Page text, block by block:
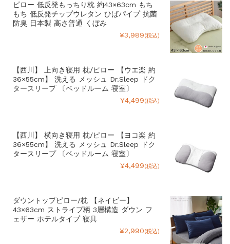
ピロー 低反発もっちり枕 約43×63cm もち
もち 低反発チップウレタン ひばパイプ 抗菌
防臭 日本製 高さ普通 くぼみ
¥3,989(税込)
【西川】 上向き寝用 枕/ピロー 【ウエ楽 約
36×55cm】 洗える メッシュ Dr.Sleep ドク
タースリープ 〔ベッドルーム 寝室〕
¥4,499(税込)
【西川】 横向き寝用 枕/ピロー 【ヨコ楽 約
36×55cm】 洗える メッシュ Dr.Sleep ドク
タースリープ 〔ベッドルーム 寝室〕
¥4,499(税込)
ダウントップピロー/枕 【ネイビー】
43×63cm ストライプ柄 3層構造 ダウン フ
ェザー ホテルタイプ 寝具
¥2,990(税込)